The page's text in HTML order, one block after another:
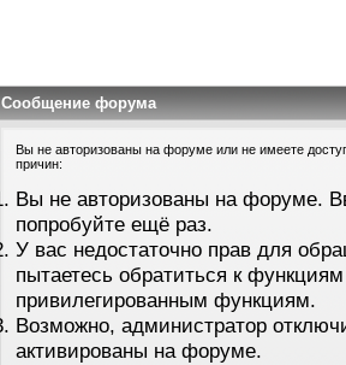
Сообщение форума
Вы не авторизованы на форуме или не имеете
причин:
Вы не авторизованы на форуме.
попробуйте ещё раз.
У вас недостаточно прав для
пытаетесь обратиться к
привилегированным функциям.
Возможно, администратор
активированы на форуме.